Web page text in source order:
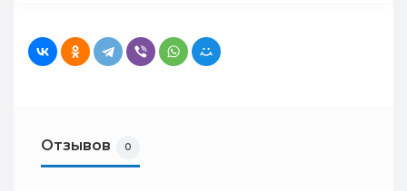
Отзывов 0